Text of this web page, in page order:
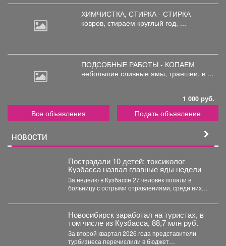
ХИМЧИСТКА, СТИРКА - СТИРКА
ковров, стираем круглый год, ...
ПОДСОБНЫЕ РАБОТЫ - КОПАЕМ
небольшие сливные ямы, траншеи, в ...
1 000 руб.
Все объявления Подать объявление
НОВОСТИ
Пострадали 10 детей: токсиколог
Кузбасса назвал главные яды недели
За неделю в Кузбассе 27 человек попали в
больницу с острыми отравлениями, среди них
Новосибирск заработал на туристах, в
том числе из Кузбасса, 88,7 млн руб.
За второй квартал 2026 года представители
турбизнеса перечислили в бюджет